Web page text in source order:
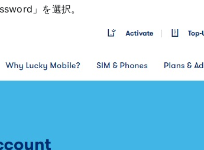
」を選択。